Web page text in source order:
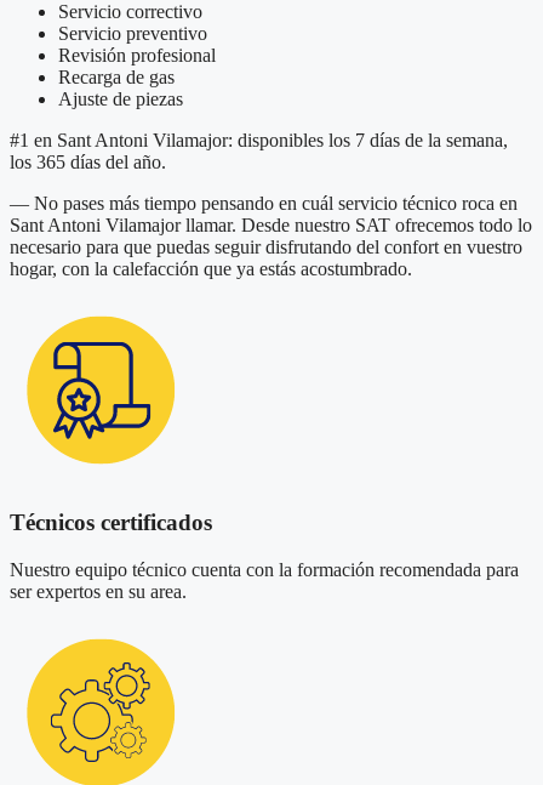
Servicio correctivo
Servicio preventivo
Revisión profesional
Recarga de gas
Ajuste de piezas
#1 en Sant Antoni Vilamajor: disponibles los 7 días de la semana,
los 365 días del año.
— No pases más tiempo pensando en cuál servicio técnico roca en
Sant Antoni Vilamajor llamar. Desde nuestro SAT ofrecemos todo lo
necesario para que puedas seguir disfrutando del confort en vuestro
hogar, con la calefacción que ya estás acostumbrado.
Técnicos certificados
Nuestro equipo técnico cuenta con la formación recomendada para
ser expertos en su area.